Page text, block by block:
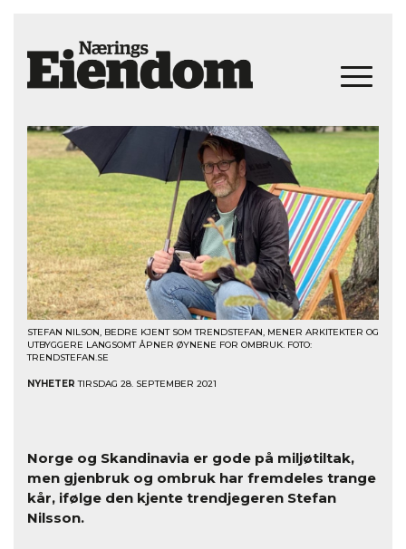
STEFAN NILSON, BEDRE KJENT SOM TRENDSTEFAN, MENER ARKITEKTER OG
UTBYGGERE LANGSOMT ÅPNER ØYNENE FOR OMBRUK. FOTO:
TRENDSTEFAN.SE
NYHETER TIRSDAG 28. SEPTEMBER 2021
Norge og Skandinavia er gode på miljøtiltak,
men gjenbruk og ombruk har fremdeles trange
kår, ifølge den kjente trendjegeren Stefan
Nilsson.